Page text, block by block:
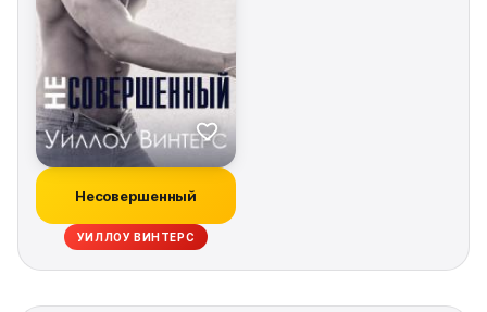
Несовершенный
УИЛЛОУ ВИНТЕРС